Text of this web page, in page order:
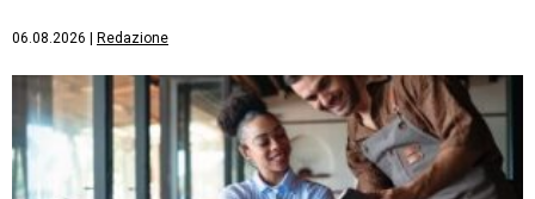
06.08.2026 Redazione